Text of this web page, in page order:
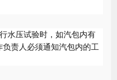
水压试验时，如汽包内有
责人必须通知汽包内的工